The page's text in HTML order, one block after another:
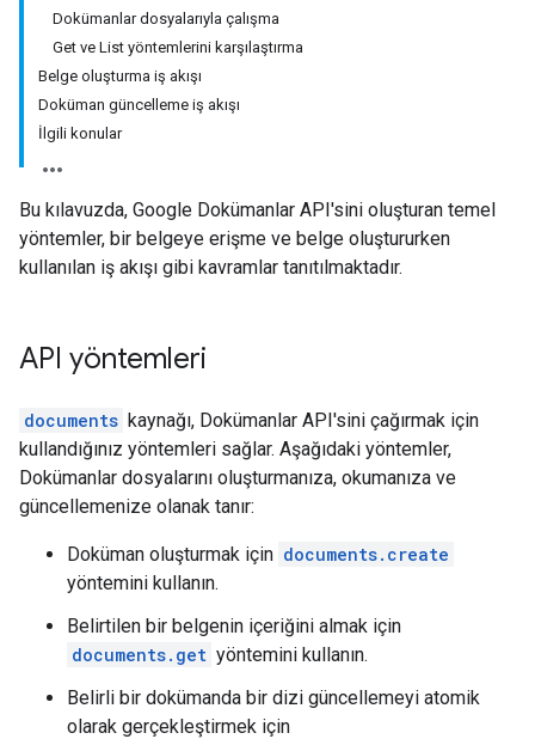
Dokümanlar dosyalarıyla çalışma
Get ve List yöntemlerini karşılaştırma
Belge oluşturma iş akışı
Doküman güncelleme iş akışı
İlgili konular
Bu kılavuzda, Google Dokümanlar API'sini oluşturan temel
yöntemler, bir belgeye erişme ve belge oluştururken
kullanılan iş akışı gibi kavramlar tanıtılmaktadır.
API yöntemleri
documents kaynağı, Dokümanlar API'sini çağırmak için
kullandığınız yöntemleri sağlar. Aşağıdaki yöntemler,
Dokümanlar dosyalarını oluşturmanıza, okumanıza ve
güncellemenize olanak tanır:
Doküman oluşturmak için documents.create
yöntemini kullanın.
Belirtilen bir belgenin içeriğini almak için
documents.get yöntemini kullanın.
Belirli bir dokümanda bir dizi güncellemeyi atomik
olarak gerçekleştirmek için